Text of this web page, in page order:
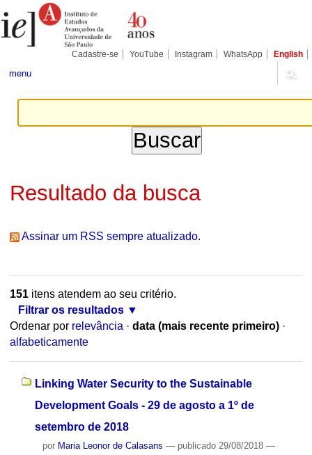
para
conteúdo.
Pessoais
Cadastre-se YouTube Instagram WhatsApp English
menu
Resultado da busca
Assinar um RSS sempre atualizado.
151itens atendem ao seu critério.
Filtrar os resultados
Ordenar por relevância · data (mais recente primeiro) ·
alfabeticamente
Linking Water Security to the Sustainable
Development Goals - 29 de agosto a 1º de
setembro de 2018
por Maria Leonor de Calasans — publicado29/08/2018 —